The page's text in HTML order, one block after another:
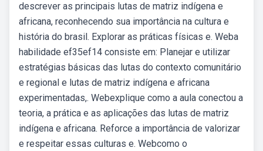
descrever as principais lutas de matriz indígena e
africana, reconhecendo sua importância na cultura e
história do brasil. Explorar as práticas físicas e. Weba
habilidade ef35ef14 consiste em: Planejar e utilizar
estratégias básicas das lutas do contexto comunitário
e regional e lutas de matriz indígena e africana
experimentadas,. Webexplique como a aula conectou a
teoria, a prática e as aplicações das lutas de matriz
indígena e africana. Reforce a importância de valorizar
e respeitar essas culturas e. Webcomo o